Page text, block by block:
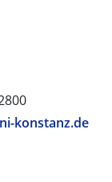
konstanz.de